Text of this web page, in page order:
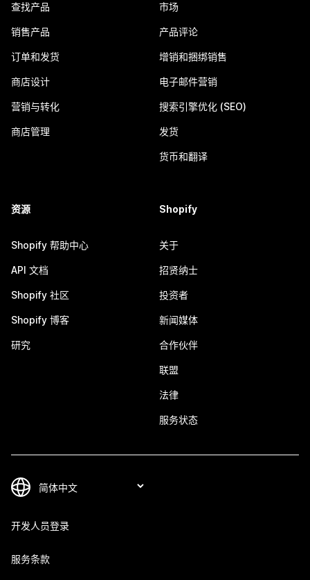
查找产品
销售产品
订单和发货
商店设计
营销与转化
商店管理
市场
产品评论
增销和捆绑销售
电子邮件营销
搜索引擎优化 (SEO)
发货
货币和翻译
资源
Shopify 帮助中心
API 文档
Shopify 社区
Shopify 博客
研究
Shopify
关于
招贤纳士
投资者
新闻媒体
合作伙伴
联盟
法律
服务状态
开发人员登录
服务条款